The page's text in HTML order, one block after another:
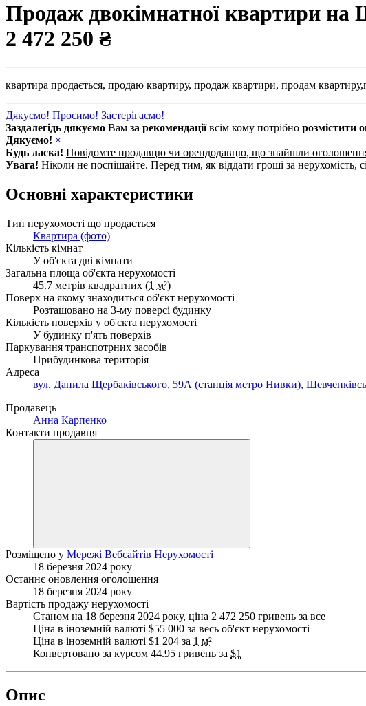
Продаж двокімнатної квартири на
2 472 250 ₴
квартира продається, продаю квартиру, продаж квартири, продам квартиру,
Дякуємо! Просимо! Застерігаємо!
Заздалегідь дякуємо Вам за рекомендаціївсім кому потрібно розмістити
Дякуємо! ×
Будь ласка! Повідомте продавцю чи орендодавцю, що знайшли
Увага! Ніколи не поспішайте. Перед тим, як віддати гроші за нерухомість,
Основні характеристики
Тип нерухомості що продається
Квартира (фото)
Кількість кімнат
У об'єкта дві кімнати
Загальна площа об'єкта нерухомості
45.7 метрів квадратних (1 м²)
Поверх на якому знаходиться об'єкт нерухомості
Розташовано на 3-му поверсі будинку
Кількість поверхів у об'єкта нерухомості
У будинку п'ять поверхів
Паркування транспотрних засобів
Прибудинкова територія
Адреса
вул. Данила Щербаківського, 59А (станція метро Нивки),
Продавець
Анна Карпенко
Контакти продавця
Розміщено у Мережі Вебсайтів Нерухомості
18 березня 2024 року
Останнє оновлення оголошення
18 березня 2024 року
Вартість продажу нерухомості
Станом на 18 березня 2024 року, ціна 2 472 250 гривень за все
Ціна в іноземній валюті $55 000 за весь об'єкт нерухомості
Ціна в іноземній валюті $1 204 за 1 м²
Конвертовано за курсом 44.95 гривень за $1
Опис